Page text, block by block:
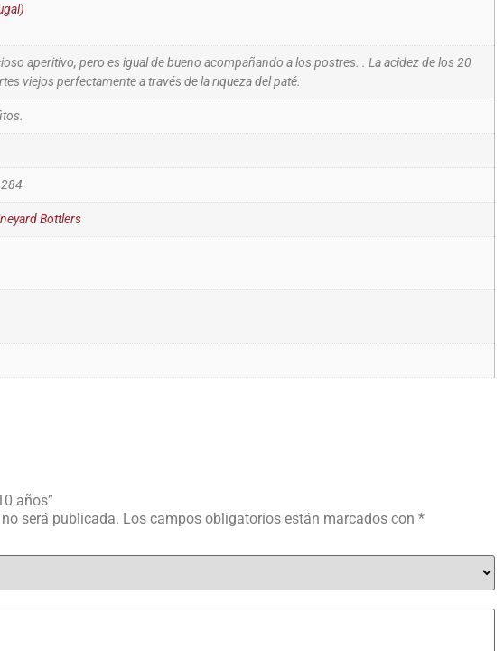
aperitivo, pero es igual de bueno acompañando a los postres. . La acidez de los 20
viejos perfectamente a través de la riqueza del paté.
Bottlers
años”
será publicada. Los campos obligatorios están marcados con *